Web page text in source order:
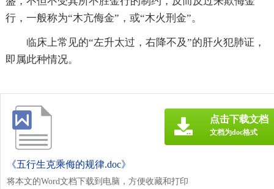
行，一般称为“木亢侮金”，或“木火刑金”。
临床上常见的“左升太过，右降不及”的肝火犯肺证，
即属此种情况。
《五行生克乘侮的规律.doc》
将本文的Word文档下载到电脑，方便收藏和打印
点击下载文档
文档为doc格式